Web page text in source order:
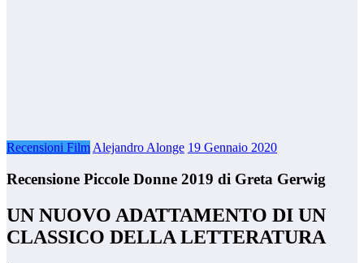
Recensioni Film Alejandro Alonge 19 Gennaio 2020
Recensione Piccole Donne 2019 di Greta Gerwig
UN NUOVO ADATTAMENTO DI UN
CLASSICO DELLA LETTERATURA